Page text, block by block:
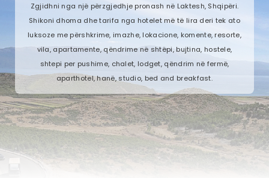
Zgjidhni nga një përzgjedhje pronash në Laktesh, Shqipëri.
Shikoni dhoma dhe tarifa nga hotelet më të lira deri tek ato
luksoze me përshkrime, imazhe, lokacione, komente, resorte,
vila, apartamente, qëndrime në shtëpi, bujtina, hostele,
shtepi per pushime, chalet, lodget, qëndrim në fermë,
aparthotel, hanë, studio, bed and breakfast.